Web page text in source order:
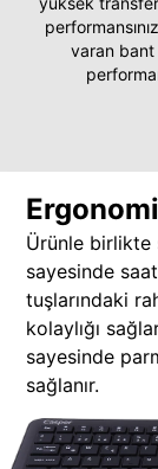
varan bant
Ürünle birlikte
sayesinde
tuşlarındaki
kolaylığı
sayesinde
sağlanır.